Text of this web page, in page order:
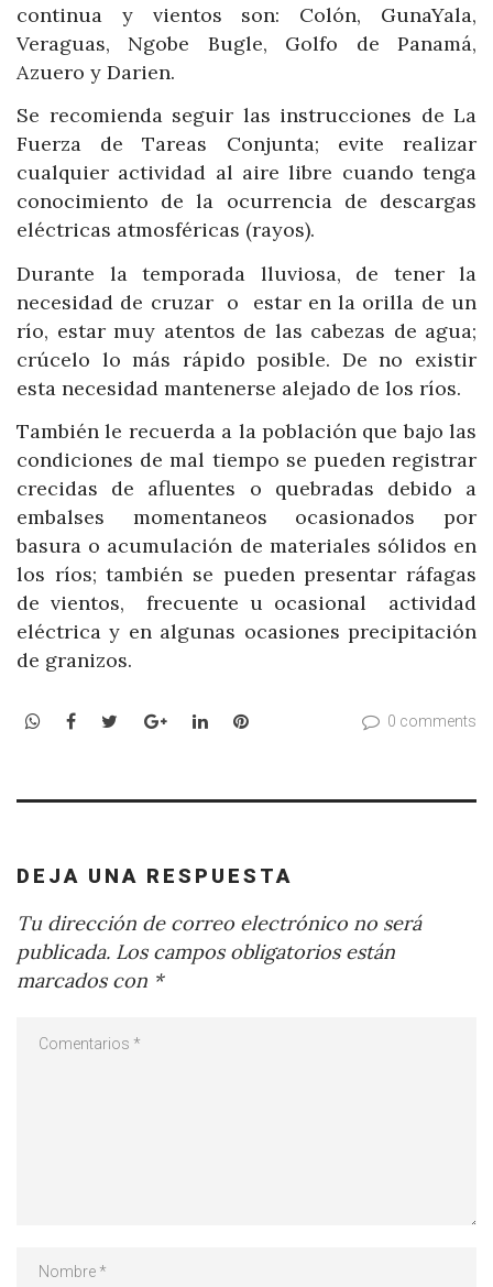
continua y vientos son: Colón, GunaYala,
Veraguas, Ngobe Bugle, Golfo de Panamá,
Azuero y Darien.
Se recomienda seguir las instrucciones de La
Fuerza de Tareas Conjunta; evite realizar
cualquier actividad al aire libre cuando tenga
conocimiento de la ocurrencia de descargas
eléctricas atmosféricas (rayos).
Durante la temporada lluviosa, de tener la
necesidad de cruzar o estar en la orilla de un
río, estar muy atentos de las cabezas de agua;
crúcelo lo más rápido posible. De no existir
esta necesidad mantenerse alejado de los ríos.
También le recuerda a la población que bajo las
condiciones de mal tiempo se pueden registrar
crecidas de afluentes o quebradas debido a
embalses momentaneos ocasionados por
basura o acumulación de materiales sólidos en
los ríos; también se pueden presentar ráfagas
de vientos, frecuente u ocasional actividad
eléctrica y en algunas ocasiones precipitación
de granizos.
WhatsApp
Facebook
TwitterGoogle+LinkedInPinterest 0 comments
DEJA UNA RESPUESTA
Tu dirección de correo electrónico no será
publicada. Los campos obligatorios están
marcados con *